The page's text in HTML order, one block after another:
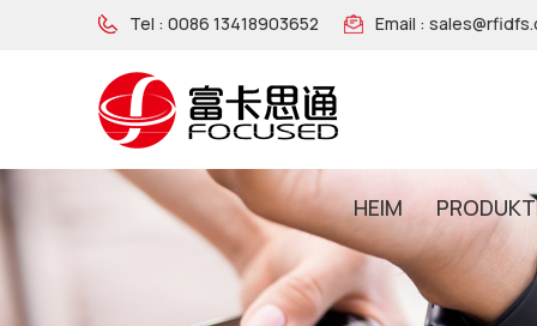
Tel : 0086 13418903652 Email :
HEIM